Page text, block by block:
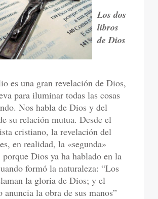
Los dos
libros
de Dios
es una gran revelación de Dios,
para iluminar todas las cosas
Nos habla de Dios y del
su relación mutua. Desde el
cristiano, la revelación del
en realidad, la «segunda»
Dios ya ha hablado en la
formó la naturaleza: “Los
la gloria de Dios; y el
anuncia la obra de sus manos”